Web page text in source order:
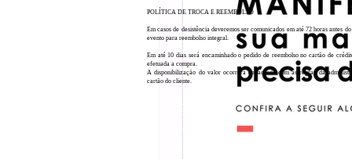
POLÍTICA DE TROCA E REEMBOLSO
Em casos de desistência deveremos ser comunicados em até 72 horas antes
evento para reembolso integral.
Em até 10 dias será encaminhado o pedido de reembolso no cartão de
efetuada a compra.
A disponibilização do valor ocorrerá de acordo com as regras da
cartão do cliente.